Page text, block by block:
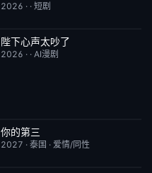
2026 · · 短剧
完结
陛下心声太吵了
2026 · · AI漫剧
更新至第02集
你的第三
2027 · 泰国 · 爱情/同性